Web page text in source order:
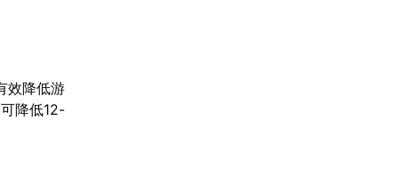
效降低游
降低12-